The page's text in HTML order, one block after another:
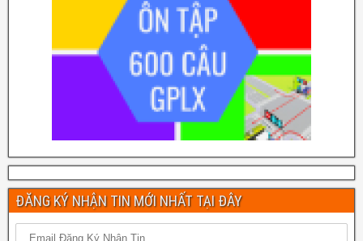
ĐĂNG KÝ NHẬN TIN MỚI NHẤT TẠI ĐÂY